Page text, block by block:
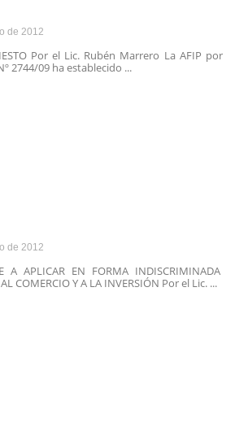
de 2012
Por el Lic. Rubén Marrero La AFIP por
2744/09 ha establecido ...
de 2012
A APLICAR EN FORMA INDISCRIMINADA
COMERCIO Y A LA INVERSIÓN Por el Lic. ...